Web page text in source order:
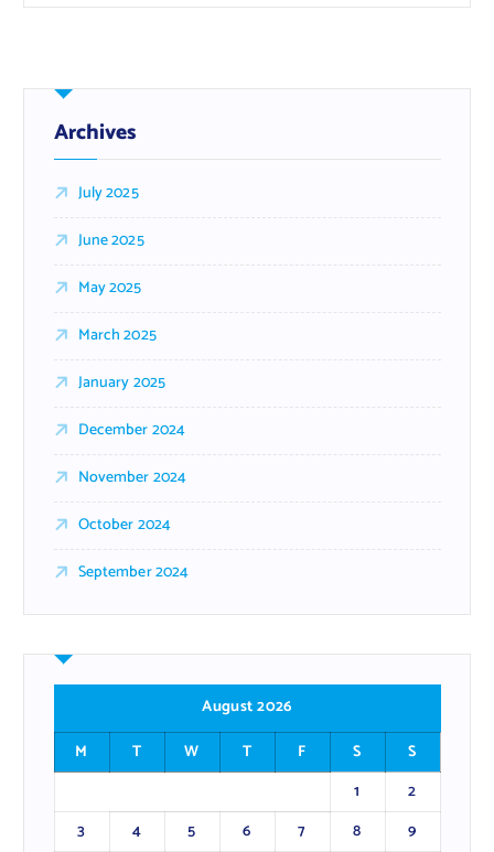
Archives
July 2025
June 2025
May 2025
March 2025
January 2025
December 2024
November 2024
October 2024
September 2024
August 2026
M
T W T F S
S
1
2
3
4 5 6 7 8
9